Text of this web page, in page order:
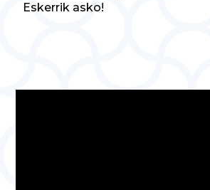
Eskerrik asko!